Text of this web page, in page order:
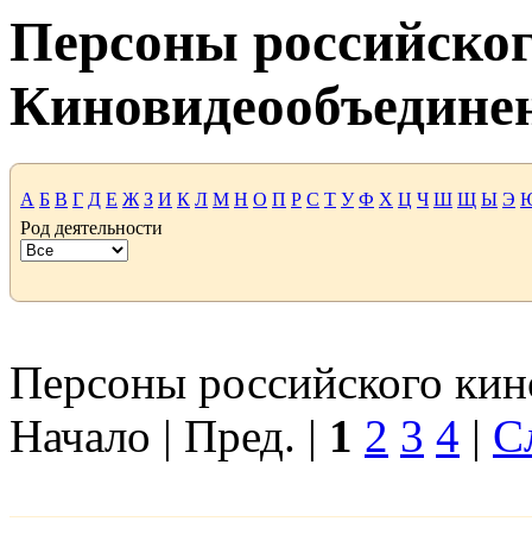
Персоны
А Б В Г Д Е Ж З И К Л М Н О П Р С Т У Ф Х Ц Ч Ш Щ Ы Э
Род деятельности
Персоны российского
Начало | Пред. | 1 2 3 4 |